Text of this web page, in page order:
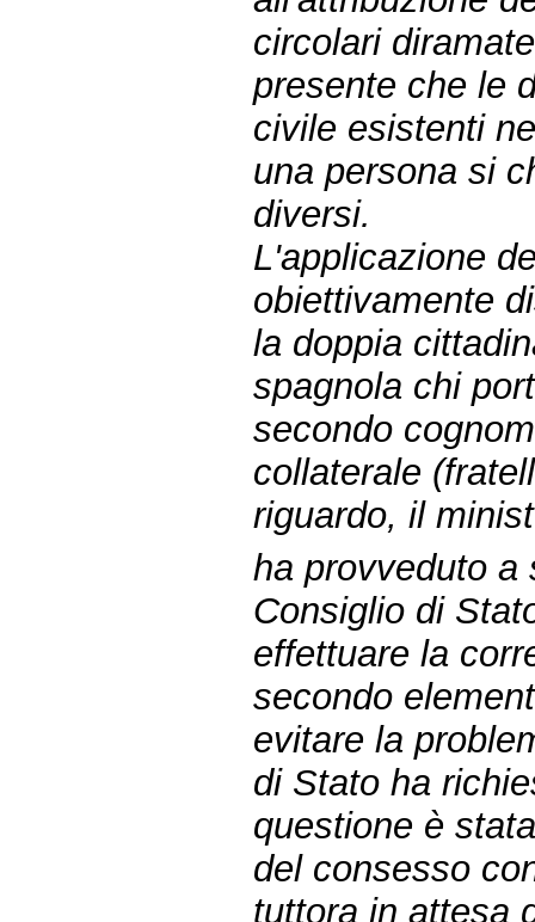
circolari
presente che le
civile esistenti
una persona si
diversi.
L'applicazione
obiettivamente
la doppia
spagnola chi
secondo
collaterale
riguardo, il
ha provveduto a
Consiglio di
effettuare la
secondo
evitare la
di Stato ha
questione è
del consesso
tuttora in attesa